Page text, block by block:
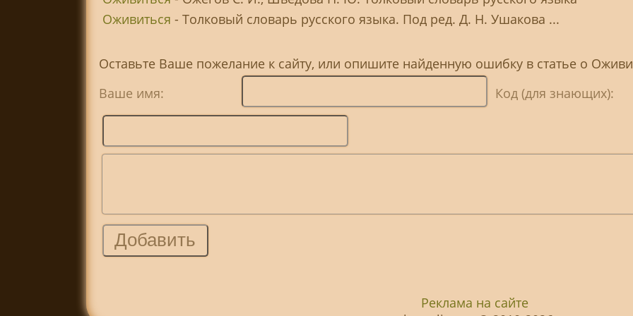
Оживиться - Толковый словарь русского языка. Под ред. Д. Н. Ушакова ...
Оставьте Ваше пожелание к сайту, или опишите найденную ошибку в статье о
Ваше имя:
Код (для знающих):
Реклама на сайте